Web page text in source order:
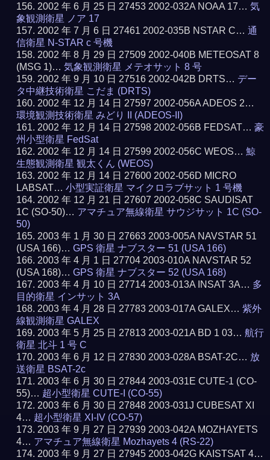
2002 年 6 月 25 日 27453 2002-032A NOAA 17…気
象観測衛星 ノア 17
2002 年 7 月 6 日 27461 2002-035B NSTAR C…通
信衛星 N-STAR c 号機
2002 年 8 月 29 日 27509 2002-040B METEOSAT 8
(MSG 1)…気象観測衛星 メテオサット 8 号
2002 年 9 月 10 日 27516 2002-042B DRTS… デー
タ中継技術衛星 こだま (DRTS)
2002 年 12 月 14 日 27597 2002-056A ADEOS 2…
環境観測技術衛星 みどり II (ADEOS-II)
2002 年 12 月 14 日 27598 2002-056B FEDSAT…豪
州小型衛星 FedSat
2002 年 12 月 14 日 27599 2002-056C WEOS…鯨
生態観測衛星 観太くん (WEOS)
2002 年 12 月 14 日 27600 2002-056D MICRO
LABSAT…小型実証衛星 マイクロラブサット 1 号機
2002 年 12 月 21 日 27607 2002-058C SAUDISAT
1C (SO-50)… アマチュア無線衛星 サウジサット 1C (SO-
50)
2003 年 1 月 30 日 27663 2003-005A NAVSTAR 51
(USA 166)…GPS 衛星 ナブスター 51 (USA 166)
2003 年 4 月 1 日 27704 2003-010A NAVSTAR 52
(USA 168)…GPS 衛星 ナブスター 52 (USA 168)
2003 年 4 月 10 日 27714 2003-013A INSAT 3A… 多
目的衛星 インサット 3A
2003 年 4 月 28 日 27783 2003-017A GALEX…紫外
線観測衛星 GALEX
2003 年 5 月 25 日 27813 2003-021A BD 1 03…航行
衛星 北斗 1 号 C
2003 年 6 月 12 日 27830 2003-028A BSAT-2C… 放
送衛星 BSAT-2c
2003 年 6 月 30 日 27844 2003-031E CUTE-1 (CO-
55)… 超小型衛星 CUTE-I (CO-55)
2003 年 6 月 30 日 27848 2003-031J CUBESAT XI
4… 超小型衛星 XI-IV (CO-57)
2003 年 9 月 27 日 27939 2003-042A MOZHAYETS
4… アマチュア無線衛星 Mozhayets 4 (RS-22)
2003 年 9 月 27 日 27945 2003-042G KAISTSAT 4…